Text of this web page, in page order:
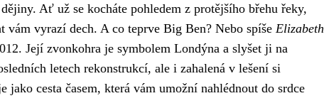
Ať už se kocháte pohledem z protějšího břehu řeky,
vám vyrazí dech. A co teprve Big Ben? Nebo spíše Elizabeth
Její zvonkohra je symbolem Londýna a slyšet ji na
letech rekonstrukcí, ale i zahalená v lešení si
cesta časem, která vám umožní nahlédnout do srdce